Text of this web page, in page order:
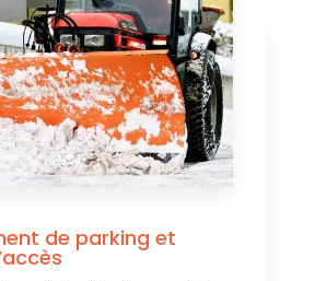
de parking et